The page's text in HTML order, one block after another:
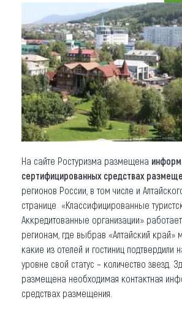
Что привезти (сувениры)
О регионе
Коллекция впечатлений
Другие рубрики
На сайте Ростуризма размещена
сертифицированных средствах
регионов России, в том числе и
странице «Классифицированные
Аккредитованные организации»
регионам, где выбрав «Алтайский край»
какие из отелей и гостиниц подтвердили
уровне свой статус – количество звезд.
размещена необходимая контактная
средствах размещения.